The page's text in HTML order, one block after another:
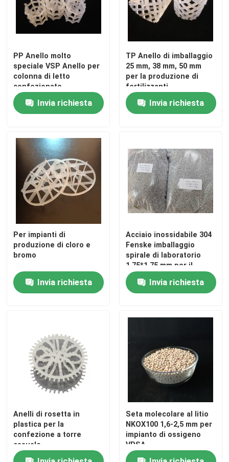
Prodotti
Video
PP Anello molto
speciale VSP Anello per
colonna di letto
confezionato
nell'industria del gas
Invia richiesta
TP Anello di imballaggio
25 mm, 38 mm, 50 mm
per la produzione di
fertilizzanti
Invia richiesta
Per impianti di
produzione di cloro e
bromo
Invia richiesta
Acciaio inossidabile 304
Fenske imballaggio
spirale di laboratorio
1,75*1,75 mm per il
processo di distillazione
Invia richiesta
Anelli di rosetta in
plastica per la
confezione a torre
casuale
confezionamento
Seta molecolare al litio
NKOX100 1,6-2,5 mm per
impianto di ossigeno
VPSA